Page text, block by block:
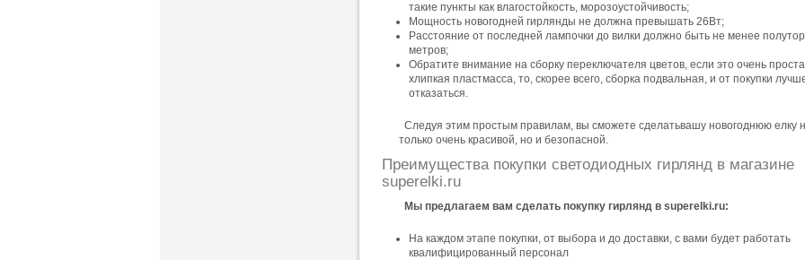
такие пункты как влагостойкость, морозоустойчивость;
Мощность новогодней гирлянды не должна превышать 26Вт;
Расстояние от последней лампочки до вилки должно быть не менее
метров;
Обратите внимание на сборку переключателя цветов, если это очень
хлипкая пластмасса, то, скорее всего, сборка подвальная, и от покупки
отказаться.
Следуя этим простым правилам, вы сможете сделатьвашу новогоднюю елку
только очень красивой, но и безопасной.
Преимущества покупки светодиодных гирлянд в магазине
superelki.ru
Мы предлагаем вам сделать покупку гирлянд в superelki.ru:
На каждом этапе покупки, от выбора и до доставки, с вами будет работать
квалифицированный персонал